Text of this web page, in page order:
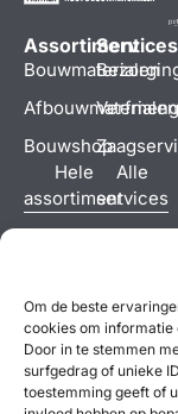
Om de beste
cookies om informatie
Door in te stemmen
surfgedrag of unieke
toestemming geeft of
Assortiment
Bouwmaterialen
Afbouwmaterialen
Bouwshop
Hele
assortiment
Services
Alle
services